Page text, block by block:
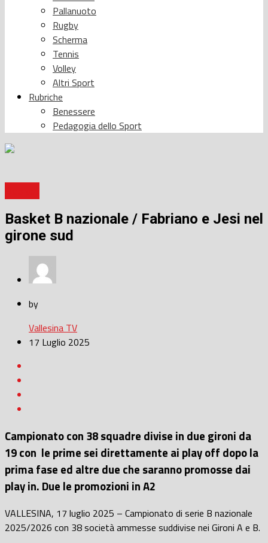
Pallanuoto
Rugby
Scherma
Tennis
Volley
Altri Sport
Rubriche
Benessere
Pedagogia dello Sport
Basket B nazionale / Fabriano e Jesi nel
girone sud
by
Vallesina TV
17 Luglio 2025
Campionato con 38 squadre divise in due gironi da
19 con le prime sei direttamente ai play off dopo la
prima fase ed altre due che saranno promosse dai
play in. Due le promozioni in A2
VALLESINA, 17 luglio 2025 – Campionato di serie B nazionale
2025/2026 con 38 società ammesse suddivise nei Gironi A e B.